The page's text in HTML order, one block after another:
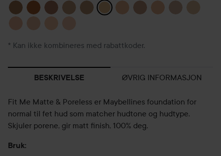
* Kan ikke kombineres med rabattkoder.
BESKRIVELSE ØVRIG INFORMASJON
Fit Me Matte & Poreless er Maybellines foundation for
normal til fet hud som matcher hudtone og hudtype.
Skjuler porene, gir matt finish, 100% deg.
Bruk: